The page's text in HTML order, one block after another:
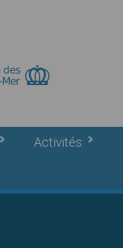
Activités